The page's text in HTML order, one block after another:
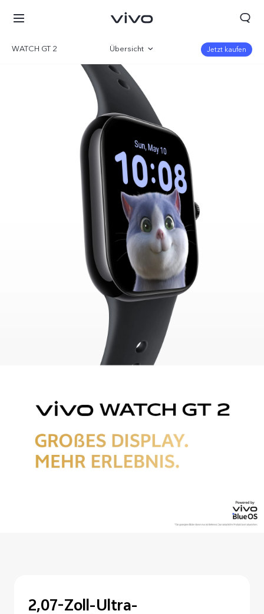
Österreich | Land/Region auswählen
WATCH GT 2 Übersicht
Galerie
Jetzt kaufen
25 Tage Bluetooth-